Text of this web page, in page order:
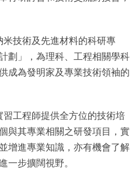
技術及先進材料的科研專
劃」，為理科、工程相關學科
成為發明家及專業技術領袖的
工程師提供全方位的技術培
與其專業相關之研發項目，實
增進專業知識，亦有機會了解
一步擴闊視野。